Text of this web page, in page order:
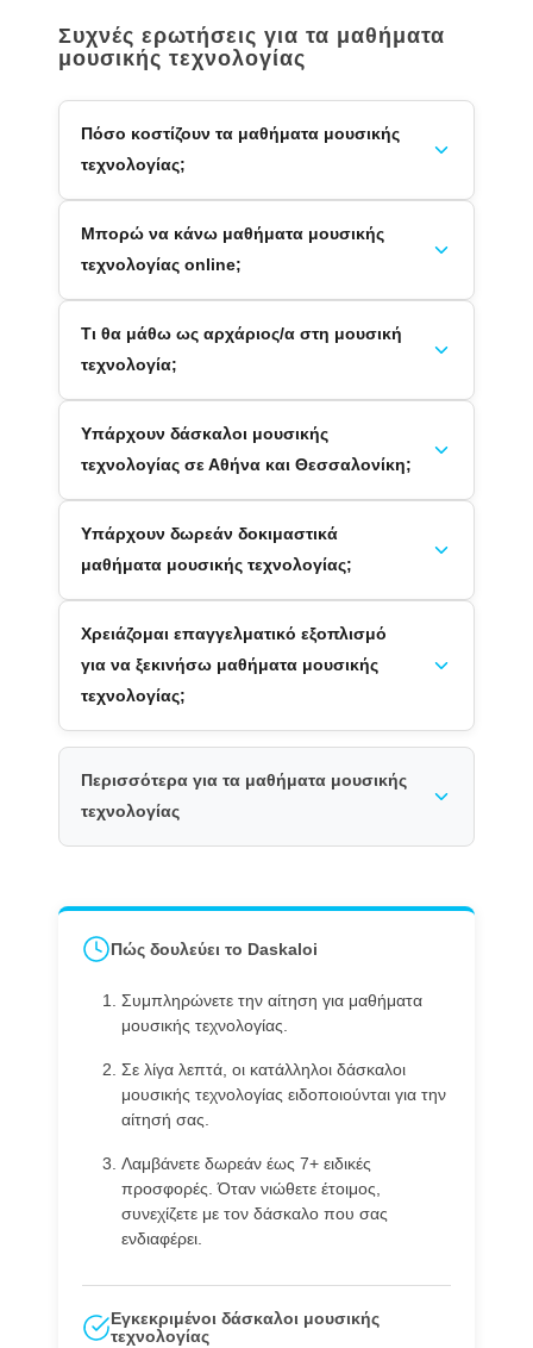
Συχνές ερωτήσεις για τα μαθήματα
μουσικής τεχνολογίας
Πόσο κοστίζουν τα μαθήματα μουσικής
τεχνολογίας;
Μπορώ να κάνω μαθήματα μουσικής
τεχνολογίας online;
Τι θα μάθω ως αρχάριος/α στη μουσική
τεχνολογία;
Υπάρχουν δάσκαλοι μουσικής
τεχνολογίας σε Αθήνα και Θεσσαλονίκη;
Υπάρχουν δωρεάν δοκιμαστικά
μαθήματα μουσικής τεχνολογίας;
Χρειάζομαι επαγγελματικό εξοπλισμό
για να ξεκινήσω μαθήματα μουσικής
τεχνολογίας;
Περισσότερα για τα μαθήματα μουσικής
τεχνολογίας
Πώς δουλεύει το Daskaloi
Συμπληρώνετε την αίτηση για μαθήματα
μουσικής τεχνολογίας.
Σε λίγα λεπτά, οι κατάλληλοι δάσκαλοι
μουσικής τεχνολογίας ειδοποιούνται για την
αίτησή σας.
Λαμβάνετε δωρεάν έως 7+ ειδικές
προσφορές. Όταν νιώθετε έτοιμος,
συνεχίζετε με τον δάσκαλο που σας
ενδιαφέρει.
Εγκεκριμένοι δάσκαλοι μουσικής
τεχνολογίας